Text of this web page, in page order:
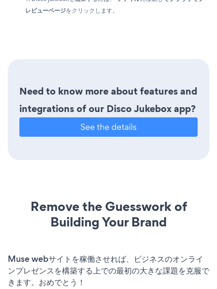
レビューページをクリックします。
Need to know more about features and
integrations of our Disco Jukebox app?
See the details
Remove the Guesswork of
Building Your Brand
Muse webサイトを稼働させれば、ビジネスのオンライ
ンプレゼンスを構築する上での最初の大きな課題を克服で
きます。おめでとう！